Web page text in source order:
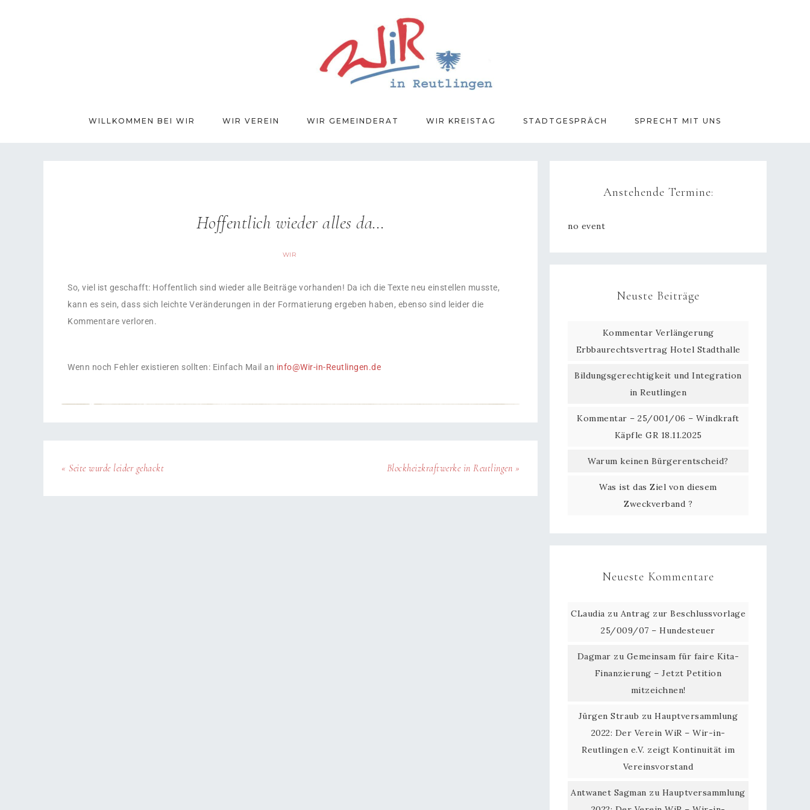
WILLKOMMEN BEI WIR WIR VEREIN WIR GEMEINDERAT WIR KREISTAG STADTGESPRÄCH SPRECHT MIT UNS
Hoffentlich wieder alles da…
WIR
So, viel ist geschafft: Hoffentlich sind wieder alle Beiträge vorhanden! Da ich die Texte neu einstellen musste,
kann es sein, dass sich leichte Veränderungen in der Formatierung ergeben haben, ebenso sind leider die
Kommentare verloren.
Wenn noch Fehler existieren sollten: Einfach Mail an info@Wir-in-Reutlingen.de
« Seite wurde leider gehackt Blockheizkraftwerke in Reutlingen »
Anstehende Termine:
no event
Neuste Beiträge
Kommentar Verlängerung
Erbbaurechtsvertrag Hotel Stadthalle
Bildungsgerechtigkeit und Integration
in Reutlingen
Kommentar – 25/001/06 – Windkraft
Käpfle GR 18.11.2025
Warum keinen Bürgerentscheid?
Was ist das Ziel von diesem
Zweckverband ?
Neueste Kommentare
CLaudia zu Antrag zur Beschlussvorlage
25/009/07 – Hundesteuer
Dagmar zu Gemeinsam für faire Kita-
Finanzierung – Jetzt Petition
mitzeichnen!
Jürgen Straub zuHauptversammlung
2022: Der Verein WiR – Wir-in-
Reutlingen e.V. zeigt Kontinuität im
Vereinsvorstand
Antwanet Sagman zu Hauptversammlung